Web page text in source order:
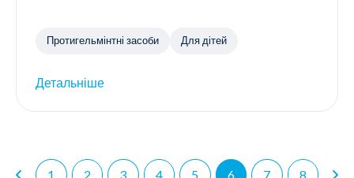
Протигельмінтні засоби Для дітей
Детальніше
1 2 3 4 5 6 7 8